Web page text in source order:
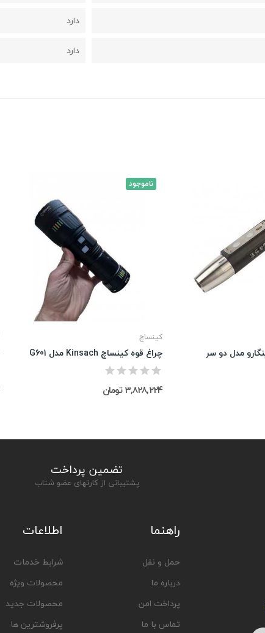
دارد
دارد
ناموجود
کینساچ
چراغ قوه کینساچ Kinsach مدل G601
3,828,224 تومان
تضمین پرداخت
پشتیبانی از کارتهای عضو شتاب
راهنما
حمل و نقل
درباره ما
پرداخت امن
تماس با ما
اطلاعات
شرایط خدمات
محصولات ویژه
محصولات جدید
پرفروشترین ها